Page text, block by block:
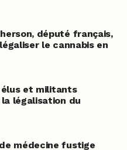
député français,
le cannabis en
élus et militants
légalisation du
de médecine fustige